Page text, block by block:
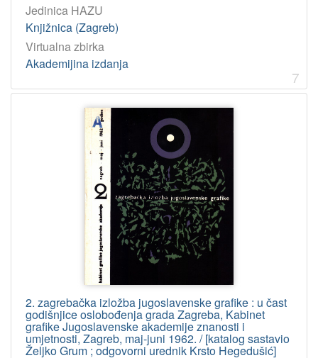
Jedinica HAZU
Knjižnica (Zagreb)
Virtualna zbirka
Akademijina izdanja
7
2. zagrebačka izložba jugoslavenske grafike : u čast
godišnjice oslobođenja grada Zagreba, Kabinet
grafike Jugoslavenske akademije znanosti i
umjetnosti, Zagreb, maj-juni 1962. / [katalog sastavio
Željko Grum ; odgovorni urednik Krsto Hegedušić]